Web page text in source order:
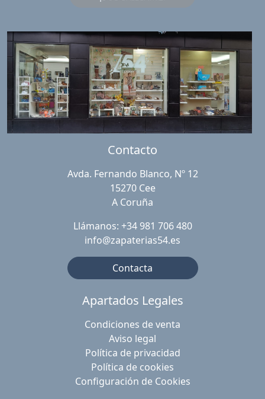
Contacto
Avda. Fernando Blanco, Nº 12
15270 Cee
A Coruña
Llámanos: +34 981 706 480
info@zapaterias54.es
Contacta
Apartados Legales
Condiciones de venta
Aviso legal
Política de privacidad
Política de cookies
Configuración de Cookies